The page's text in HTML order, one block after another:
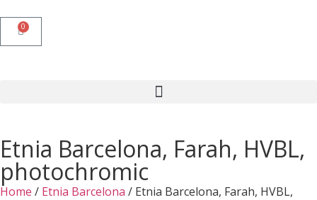
0
Etnia Barcelona, Farah, HVBL,
photochromic
Home / Etnia Barcelona / Etnia Barcelona, Farah, HVBL,